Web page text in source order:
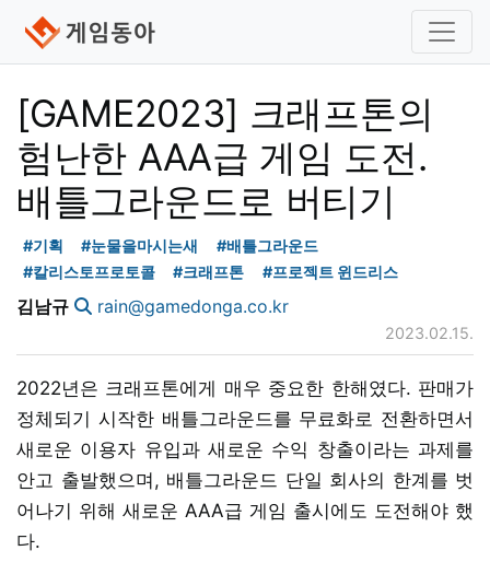
[GAME2023] 크래프톤의
험난한 AAA급 게임 도전.
배틀그라운드로 버티기
#기획 #눈물을마시는새
#배틀그라운드
#칼리스토프로토콜
#크래프톤 #프로젝트 윈드리스
김남규 rain@gamedonga.co.kr
2023.02.15.
2022년은 크래프톤에게 매우 중요한 한해였다. 판매가
정체되기 시작한 배틀그라운드를 무료화로 전환하면서
새로운 이용자 유입과 새로운 수익 창출이라는 과제를
안고 출발했으며, 배틀그라운드 단일 회사의 한계를 벗
어나기 위해 새로운 AAA급 게임 출시에도 도전해야 했
다.